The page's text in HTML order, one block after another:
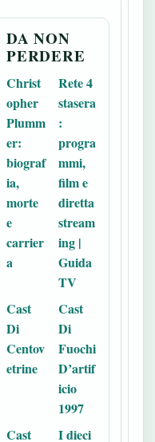
DA NON
PERDERE
Christ
opher
Plumm
er:
biograf
ia,
morte
e
carrier
a
Rete 4
stasera
:
progra
mmi,
film e
diretta
stream
ing |
Guida
TV
Cast
Di
Centov
etrine
Cast
Di
Fuochi
D’artif
icio
1997
Cast
I dieci